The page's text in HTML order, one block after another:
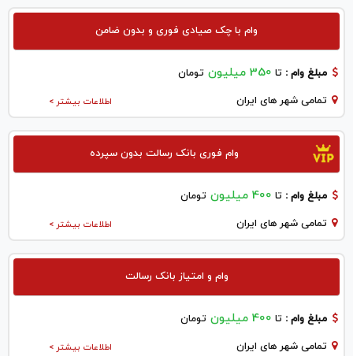
وام با چک صیادی فوری و بدون ضامن
مبلغ وام : تا 350 میلیون تومان
اطلاعات بیشتر > تمامی شهر های ایران
وام فوری بانک رسالت بدون سپرده
مبلغ وام : تا 400 میلیون تومان
اطلاعات بیشتر > تمامی شهر های ایران
وام و امتیاز بانک رسالت
مبلغ وام : تا 400 میلیون تومان
اطلاعات بیشتر > تمامی شهر های ایران